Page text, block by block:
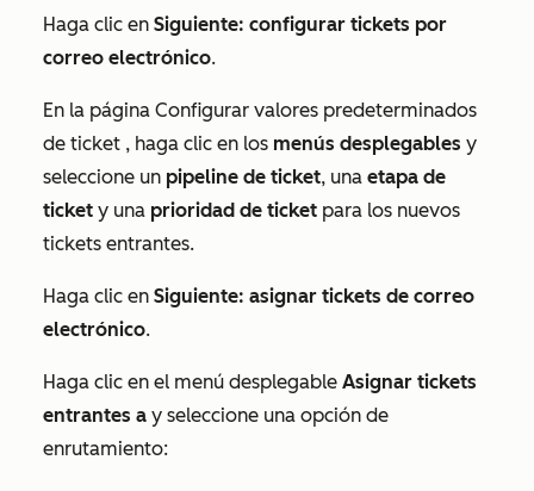
Haga clic en Siguiente: configurar tickets por
correo electrónico.
En la página Configurar valores predeterminados
de ticket , haga clic en los menús desplegables y
seleccione un pipeline de ticket, una etapa de
ticket y una prioridad de ticket para los nuevos
tickets entrantes.
Haga clic en Siguiente: asignar tickets de correo
electrónico.
Haga clic en el menú desplegable Asignar tickets
entrantes a y seleccione una opción de
enrutamiento: